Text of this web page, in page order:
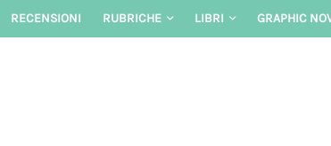
Skip
RECENSIONI RUBRICHE LIBRI GRAPHIC